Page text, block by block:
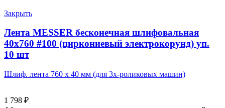
Закрыть
Лента MESSER бесконечная шлифовальная
40х760 #100 (циркониевый электрокорунд) уп.
10 шт
Шлиф. лента 760 х 40 мм (для 3х-роликовых машин)
1 798 ₽